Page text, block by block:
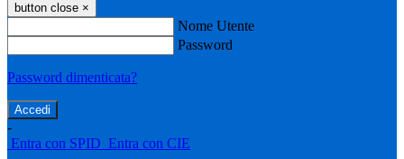
button close ×
Nome Utente
Password
Password dimenticata?
-
Entra con SPID Entra con CIE